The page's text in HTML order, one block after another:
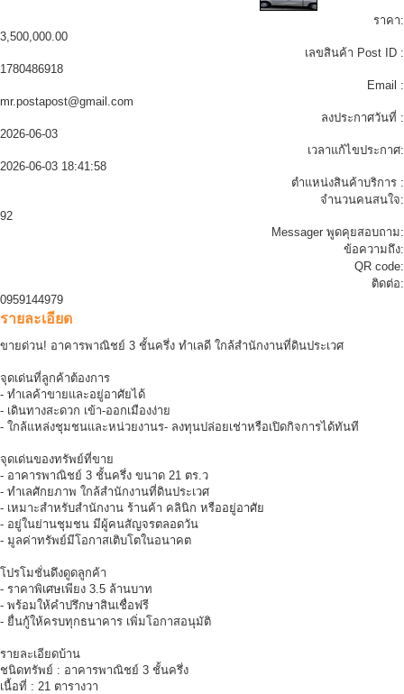
ราคา:
3,500,000.00
เลขสินค้า Post ID :
1780486918
Email :
mr.postapost@gmail.com
ลงประกาศวันที่ :
2026-06-03
เวลาแก้ไขประกาศ:
2026-06-03 18:41:58
ตำแหน่งสินค้าบริการ :
จำนวนคนสนใจ:
92
Messager พูดคุยสอบถาม:
ข้อความถึง:
QR code:
ติดต่อ:
0959144979
รายละเอียด
ขายด่วน! อาคารพาณิชย์ 3 ชั้นครึ่ง ทำเลดี ใกล้สำนักงานที่ดินประเวศ
จุดเด่นที่ลูกค้าต้องการ
- ทำเลค้าขายและอยู่อาศัยได้
- เดินทางสะดวก เข้า-ออกเมืองง่าย
- ใกล้แหล่งชุมชนและหน่วยงานร- ลงทุนปล่อยเช่าหรือเปิดกิจการได้ทันที
จุดเด่นของทรัพย์ที่ขาย
- อาคารพาณิชย์ 3 ชั้นครึ่ง ขนาด 21 ตร.ว
- ทำเลศักยภาพ ใกล้สำนักงานที่ดินประเวศ
- เหมาะสำหรับสำนักงาน ร้านค้า คลินิก หรืออยู่อาศัย
- อยู่ในย่านชุมชน มีผู้คนสัญจรตลอดวัน
- มูลค่าทรัพย์มีโอกาสเติบโตในอนาคต
โปรโมชั่นดึงดูดลูกค้า
- ราคาพิเศษเพียง 3.5 ล้านบาท
- พร้อมให้คำปรึกษาสินเชื่อฟรี
- ยื่นกู้ให้ครบทุกธนาคาร เพิ่มโอกาสอนุมัติ
รายละเอียดบ้าน
ชนิดทรัพย์ : อาคารพาณิชย์ 3 ชั้นครึ่ง
เนื้อที่ : 21 ตารางวา